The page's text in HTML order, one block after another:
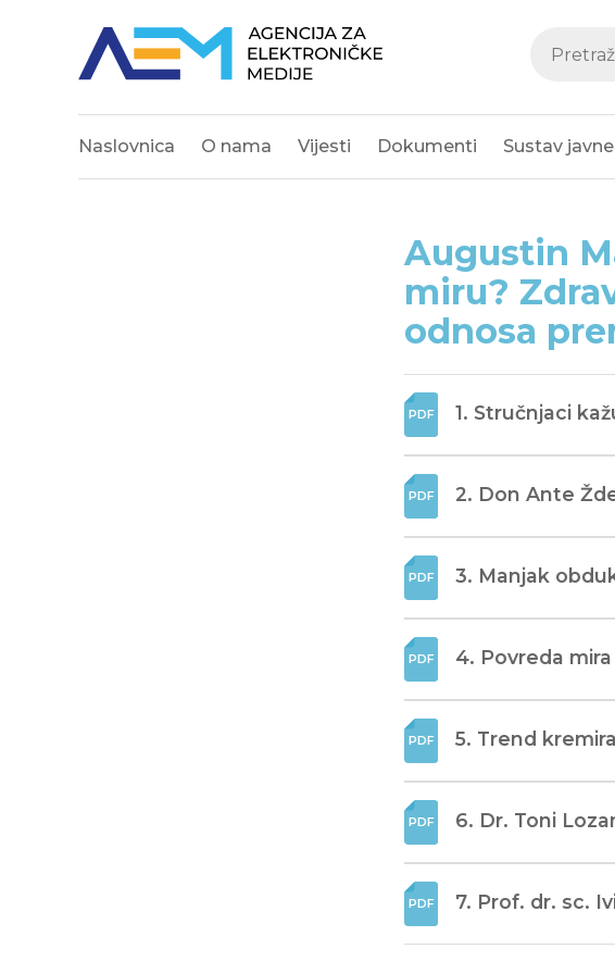
Naslovnica O nama Vijesti Dokumenti Sustav
Augustin
miru?
odnosa
1. Stručnjaci
2. Don Ante
3. Manjak
4. Povreda
5. Trend
6. Dr. Toni
7. Prof. dr. sc.